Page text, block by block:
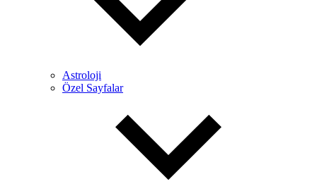
Astroloji
Özel Sayfalar